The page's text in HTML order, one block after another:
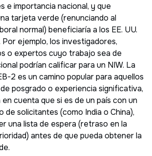
e importancia nacional, y que
tarjeta verde (renunciando al
normal) beneficiaría a los EE. UU.
Por ejemplo, los investigadores,
o expertos cuyo trabajo sea de
podrían calificar para un NIW. La
2 es un camino popular para aquellos
posgrado o experiencia significativa,
cuenta que si es de un país con un
de solicitantes (como India o China),
una lista de espera (retraso en la
antes de que pueda obtener la